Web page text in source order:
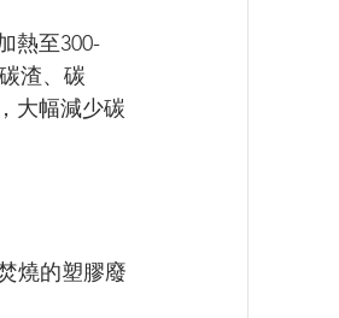
熱至300-
渣、碳
大幅減少碳
燒的塑膠廢